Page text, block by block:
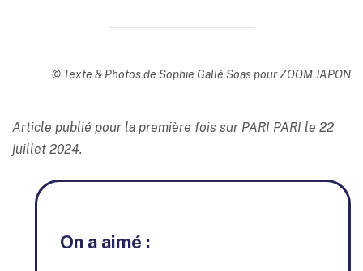
© Texte & Photos de Sophie Gallé Soas pour ZOOM JAPON
Article publié pour la première fois sur PARI PARI le 22
juillet 2024.
On a aimé :